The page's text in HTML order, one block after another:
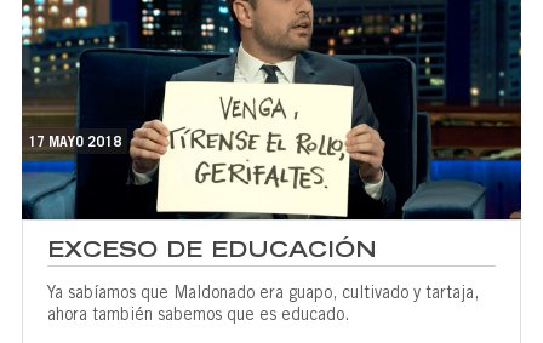
17 MAYO 2018
EXCESO DE EDUCACIÓN
Ya sabíamos que Maldonado era guapo, cultivado y tartaja,
ahora también sabemos que es educado.